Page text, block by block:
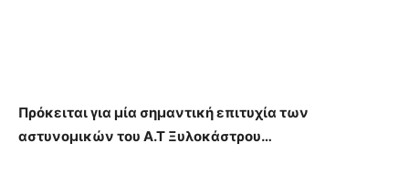
Πρόκειται για μία σημαντική επιτυχία των
αστυνομικών του Α.Τ Ξυλοκάστρου…